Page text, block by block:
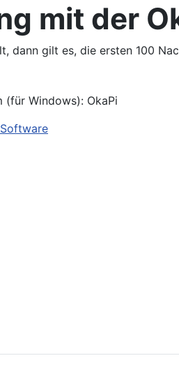
mit der
dann gilt es, die ersten 100
(für Windows): OkaPi
Software